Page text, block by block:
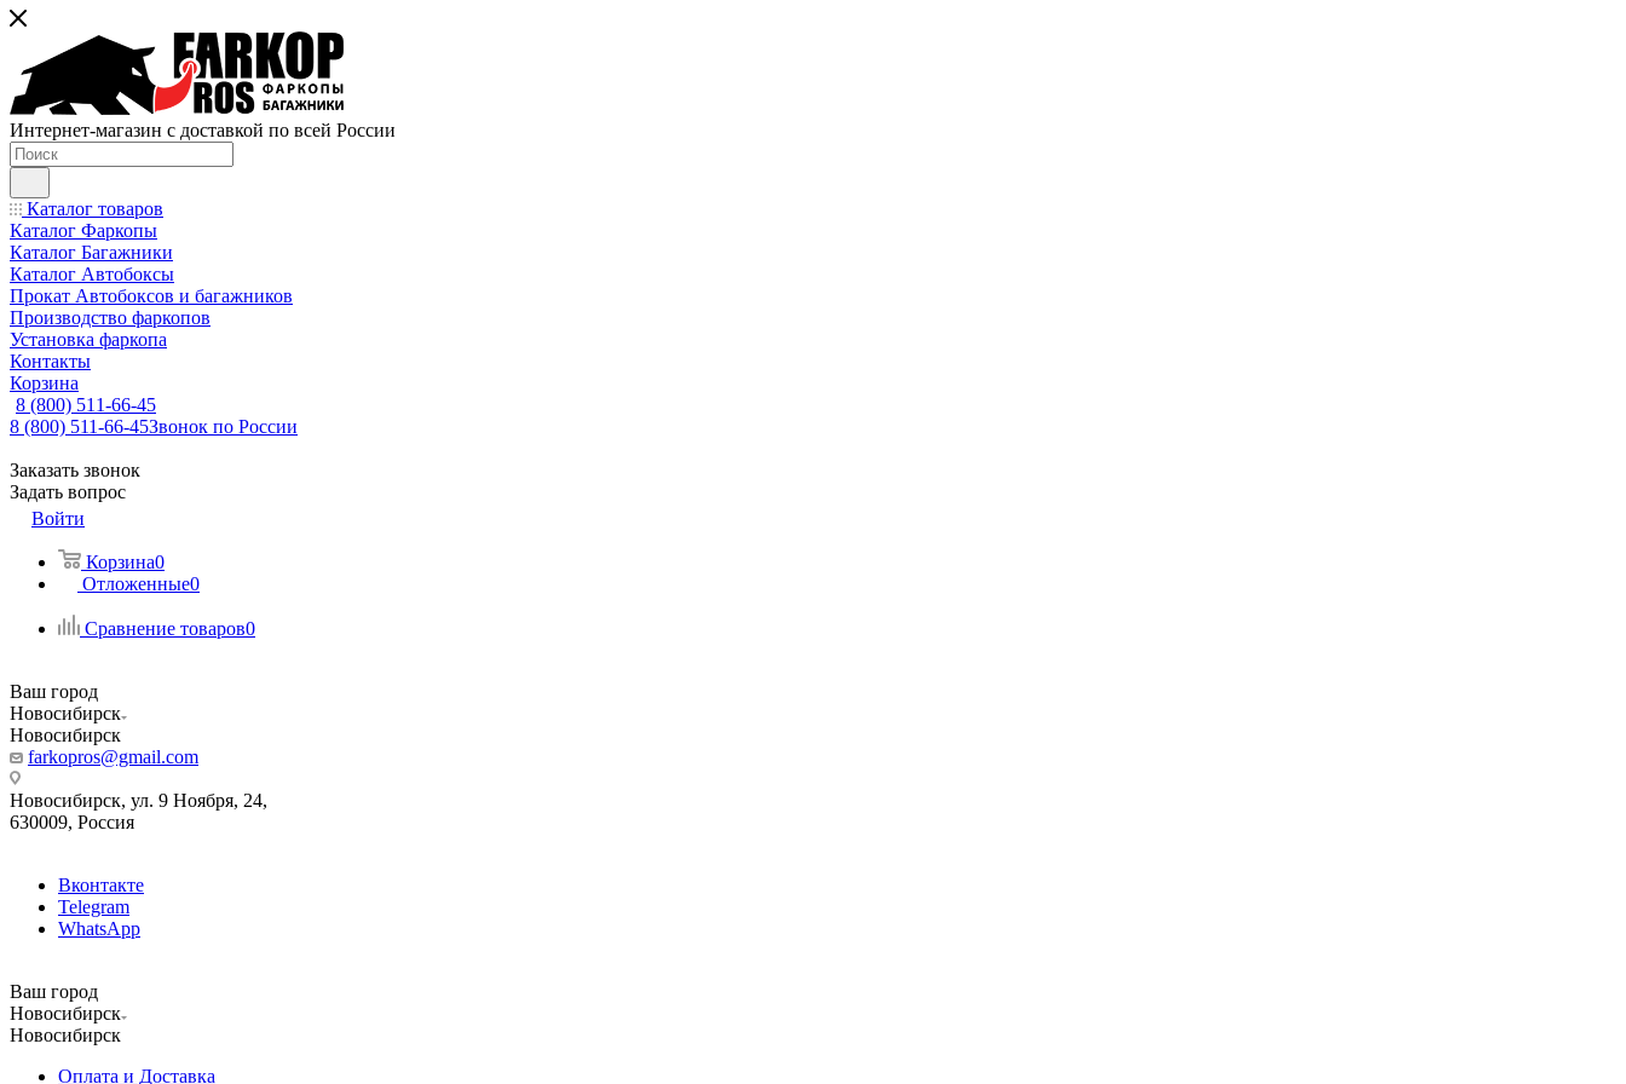
Интернет-магазин с доставкой по всей России
Каталог товаров
Каталог Фаркопы
Каталог Багажники
Каталог Автобоксы
Прокат Автобоксов и багажников
Производство фаркопов
Установка фаркопа
Контакты
Корзина
8 (800) 511-66-45
8 (800) 511-66-45Звонок по России
Заказать звонок
Задать вопрос
Войти
Корзина0
Отложенные0
Сравнение товаров0
Ваш город
Новосибирск
Новосибирск
farkopros@gmail.com
Новосибирск, ул. 9 Ноября, 24,
630009, Россия
Вконтакте
Telegram
WhatsApp
Ваш город
Новосибирск
Новосибирск
Оплата и Доставка